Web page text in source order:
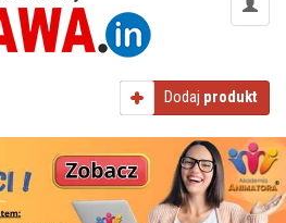
Dodaj produkt